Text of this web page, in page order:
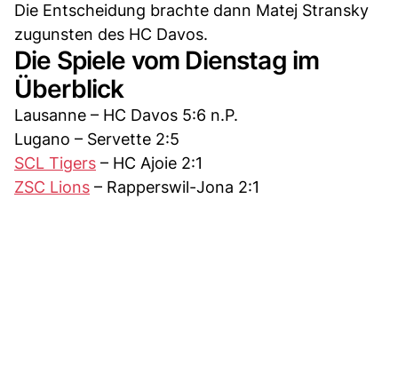
Die Entscheidung brachte dann Matej Stransky
zugunsten des HC Davos.
Die Spiele vom Dienstag im
Überblick
Lausanne – HC Davos 5:6 n.P.
Lugano – Servette 2:5
SCL Tigers – HC Ajoie 2:1
ZSC Lions – Rapperswil-Jona 2:1